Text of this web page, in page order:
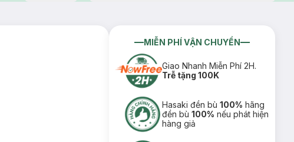
MIỄN PHÍ VẬN CHUYỂN
Giao Nhanh Miễn Phí 2H.
Trễ tặng 100K
Hasaki đền bù100% hãng
đền bù100% nếu phát hiện
hàng giả